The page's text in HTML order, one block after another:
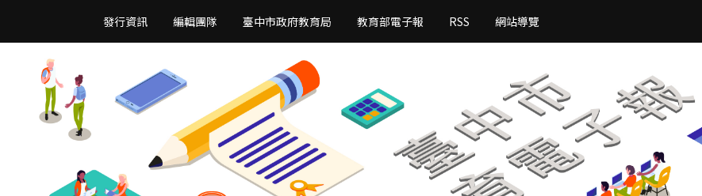
主
發行資訊 編輯團隊 臺中市政府教育局 教育部電子報 RSS 網站導覽